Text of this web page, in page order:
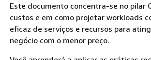
Este documento concentra-se no pilar
custos e em como projetar workloads
eficaz de serviços e recursos para
negócio com o menor preço.